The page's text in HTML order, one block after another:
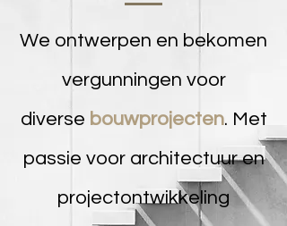
We ontwerpen en bekomen
vergunningen voor
diverse bouwprojecten. Met
passie voor architectuur en
projectontwikkeling